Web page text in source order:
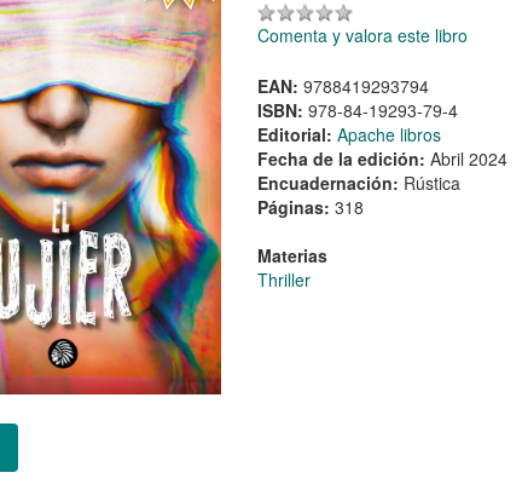
Comenta y valora este libro
EAN: 9788419293794
ISBN: 978-84-19293-79-4
Editorial: Apache libros
Fecha de la edición: Abril 2024
Encuadernación: Rústica
Páginas: 318
Materias
Thriller